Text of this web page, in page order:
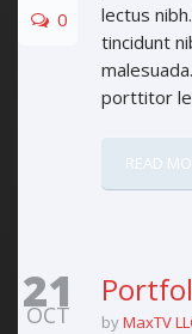
0
lectus
tincidunt
porttitor
READ
21
OCT byMaxTV